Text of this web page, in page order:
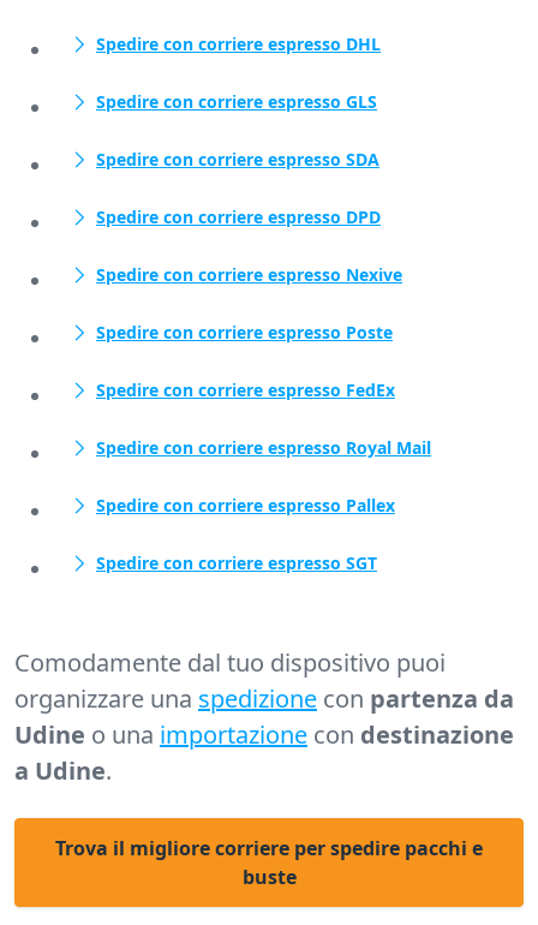
Spedire con corriere espresso DHL
Spedire con corriere espresso GLS
Spedire con corriere espresso SDA
Spedire con corriere espresso DPD
Spedire con corriere espresso Nexive
Spedire con corriere espresso Poste
Spedire con corriere espresso FedEx
Spedire con corriere espresso Royal Mail
Spedire con corriere espresso Pallex
Spedire con corriere espresso SGT
Comodamente dal tuo dispositivo puoi
organizzare una spedizione con partenza da
Udine o una importazione con destinazione
a Udine.
Trova il migliore corriere per spedire pacchi e
buste